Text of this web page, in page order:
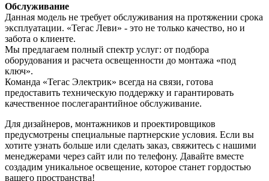
Обслуживание
Данная модель не требует обслуживания на протяжении срока
эксплуатации. «Тегас Леви» - это не только качество, но и
забота о клиенте.
Мы предлагаем полный спектр услуг: от подбора
оборудования и расчета освещенности до монтажа «под
ключ».
Команда «Тегас Электрик» всегда на связи, готова
предоставить техническую поддержку и гарантировать
качественное послегарантийное обслуживание.
Для дизайнеров, монтажников и проектировщиков
предусмотрены специальные партнерские условия. Если вы
хотите узнать больше или сделать заказ, свяжитесь с нашими
менеджерами через сайт или по телефону. Давайте вместе
создадим уникальное освещение, которое станет гордостью
вашего пространства!